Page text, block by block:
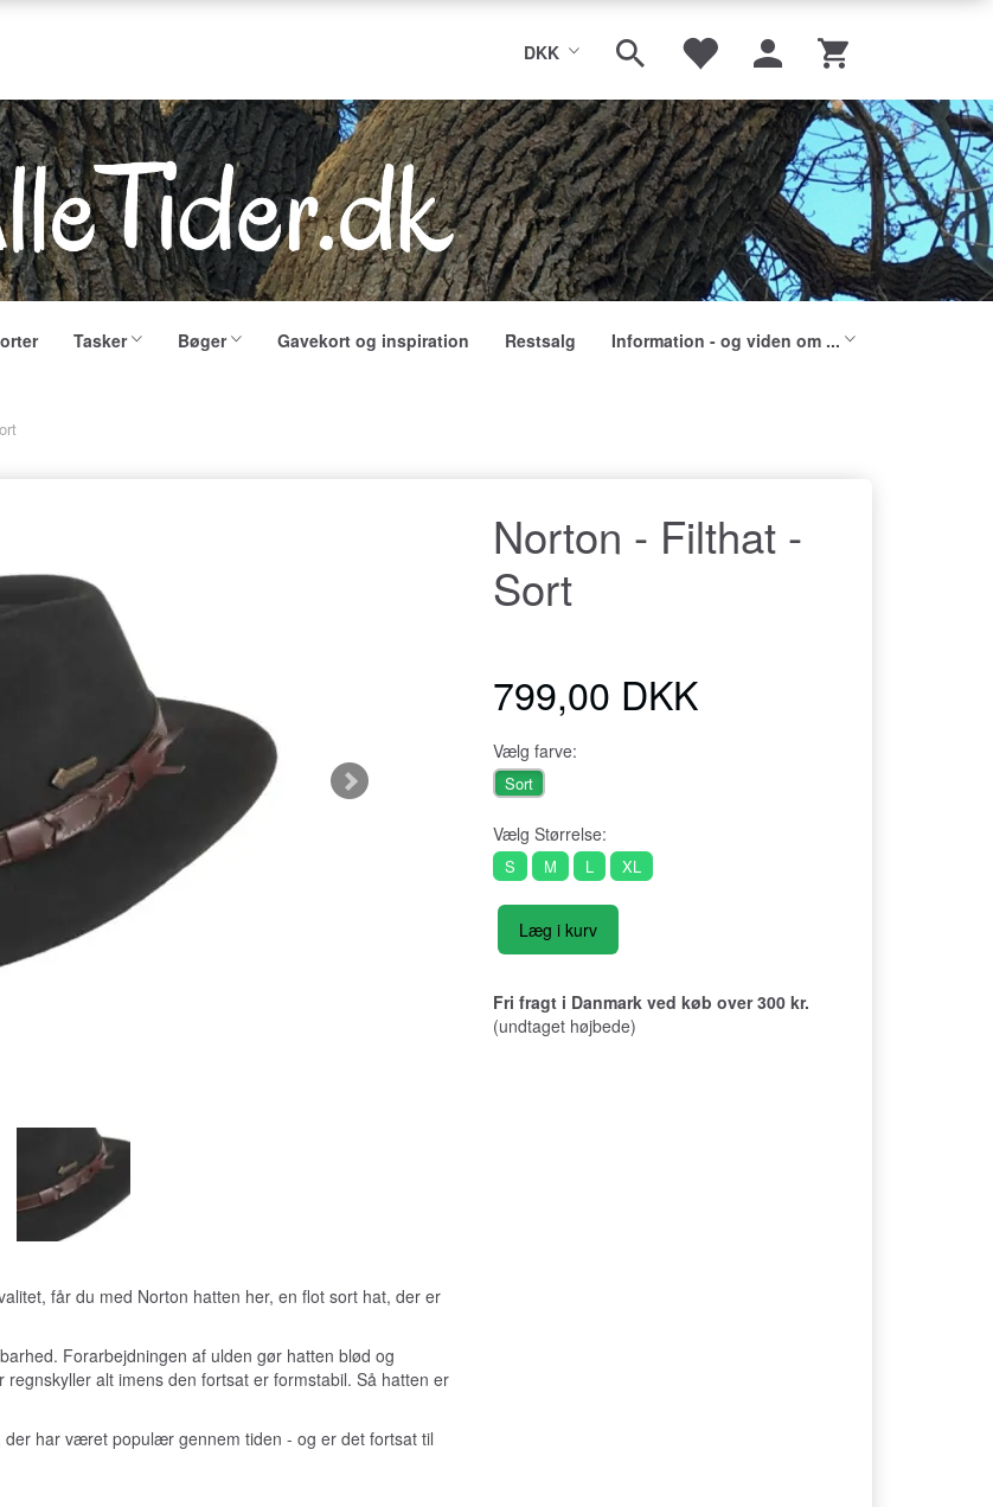
DKK
Tasker Bøger Gavekort og inspiration Restsalg Information - og viden om ...
får du med Norton hatten her, en flot sort hat, der er
Forarbejdningen af ulden gør hatten blød og
alt imens den fortsat er formstabil. Så hatten er
har været populær gennem tiden - og er det fortsat til
Norton - Filthat -
Sort
799,00 DKK
Vælg farve:
Sort
Vælg Størrelse:
S M L XL
Læg i kurv
Fri fragt i Danmark ved køb over 300 kr.
(undtaget højbede)